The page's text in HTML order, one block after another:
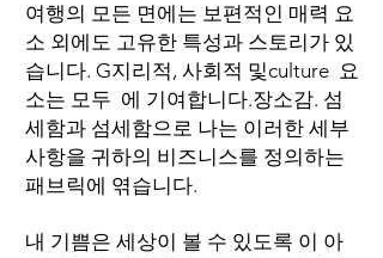
여행의 모든 면에는 보편적인 매력 요
소 외에도 고유한 특성과 스토리가 있
습니다. G지리적, 사회적 및culture 요
소는 모두 에 기여합니다.장소감. 섬
세함과 섬세함으로 나는 이러한 세부
사항을 귀하의 비즈니스를 정의하는
패브릭에 엮습니다.
내 기쁨은 세상이 볼 수 있도록 이 아